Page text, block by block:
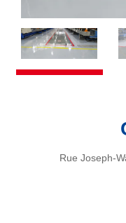
Rue Joseph-